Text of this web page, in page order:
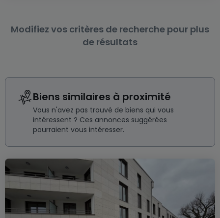
Modifiez vos critères de recherche pour plus
de résultats
Biens similaires à proximité
Vous n'avez pas trouvé de biens qui vous
intéressent ? Ces annonces suggérées
pourraient vous intéresser.